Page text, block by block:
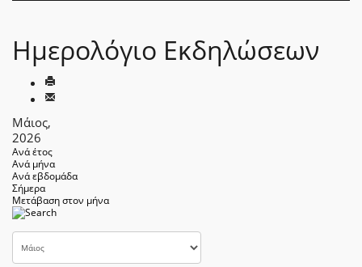
Ημερολόγιο Εκδηλώσεων
Μάιος,
2026
Ανά έτος
Ανά μήνα
Ανά εβδομάδα
Σήμερα
Μετάβαση στον μήνα